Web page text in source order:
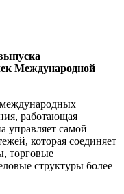
Международной
работающая
управляет самой
которая соединяет
торговые
структуры более